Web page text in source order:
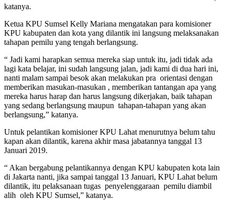
katanya.
Ketua KPU Sumsel Kelly Mariana mengatakan para komisioner
KPU kabupaten dan kota yang dilantik ini langsung melaksanakan
tahapan pemilu yang tengah berlangsung.
“ Jadi kami harapkan semua mereka siap untuk itu, jadi tidak ada
lagi kata belajar, ini sudah langsung jalan, jadi kami di dua hari ini,
nanti malam sampai besok akan melakukan pra orientasi dengan
memberikan masukan-masukan , memberikan tantangan apa yang
mereka harus harap dan harus langsung dikerjakan, baik tahapan
yang sedang berlangsung maupun tahapan-tahapan yang akan
berlangsung,” katanya.
Untuk pelantikan komisioner KPU Lahat menurutnya belum tahu
kapan akan dilantik, karena akhir masa jabatannya tanggal 13
Januari 2019.
“ Akan bergabung pelantikannya dengan KPU kabupaten kota lain
di Jakarta nanti, jika sampai tanggal 13 Januari, KPU Lahat belum
dilantik, itu pelaksanaan tugas penyelenggaraan pemilu diambil
alih oleh KPU Sumsel,” katanya.